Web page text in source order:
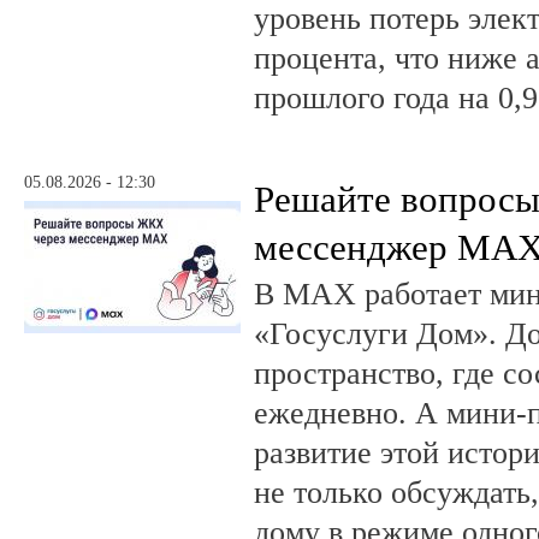
уровень потерь
процента, что ниже
прошлого года на
05.08.2026 - 12:30
Решайте
мессенджер
В MAX работает
«Госуслуги Дом».
пространство, где
ежедневно. А мини-
развитие этой
не только